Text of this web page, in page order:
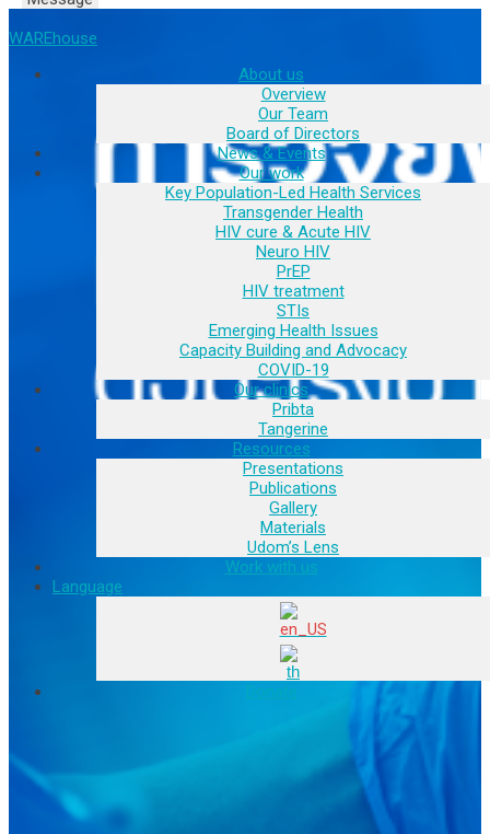
WAREhouse
About us
Overview
Our Team
Board of Directors
News & Events
Our work
Key Population-Led Health Services
Transgender Health
HIV cure & Acute HIV
Neuro HIV
PrEP
HIV treatment
STIs
Emerging Health Issues
Capacity Building and Advocacy
COVID-19
Our clinics
Pribta
Tangerine
Resources
Presentations
Publications
Gallery
Materials
Udom’s Lens
Work with us
Language
Donate